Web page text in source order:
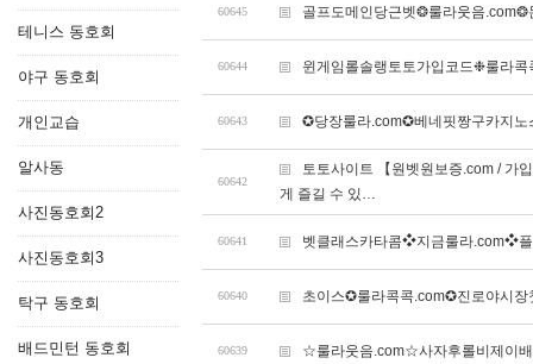
테니스 동호회
야구 동호회
개인교습
알사동
사진동호회2
사진동호회3
탁구 동호회
배드민턴 동호회
60645 골프도메인당근벳❂룰라웃음.com❂
60644 윈게임롤솔랭토토가입코드❉룰라
60643 ✪당장룰라.com✪베네핏짱구카지노
60642
토토사이트 【원벳원보증.com / 가
게 즐길 수 있…
60641 벳클래스카타콤❖지금룰라.com❖
60640 초이스✪룰라콕콕.com✪진로야시장
60639 ☆룰라웃음.com☆사자후롤비제이